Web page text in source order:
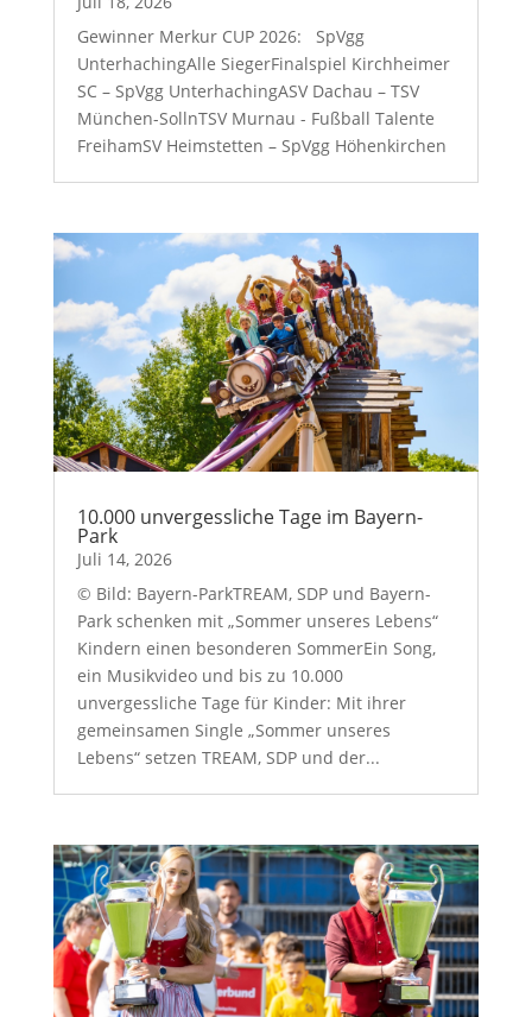
Gewinner Merkur CUP 2026: SpVgg
UnterhachingAlle SiegerFinalspiel Kirchheimer
SC – SpVgg UnterhachingASV Dachau – TSV
München-SollnTSV Murnau - Fußball Talente
FreihamSV Heimstetten – SpVgg Höhenkirchen
10.000 unvergessliche Tage im Bayern-
Park
Juli 14, 2026
© Bild: Bayern-ParkTREAM, SDP und Bayern-
Park schenken mit „Sommer unseres Lebens“
Kindern einen besonderen SommerEin Song,
ein Musikvideo und bis zu 10.000
unvergessliche Tage für Kinder: Mit ihrer
gemeinsamen Single „Sommer unseres
Lebens“ setzen TREAM, SDP und der...